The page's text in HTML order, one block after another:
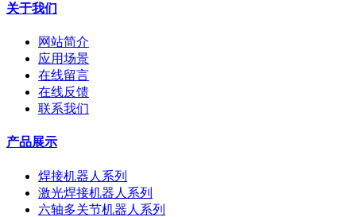
关于我们
网站简介
应用场景
在线留言
在线反馈
联系我们
产品展示
焊接机器人系列
激光焊接机器人系列
六轴多关节机器人系列